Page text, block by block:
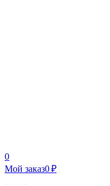
0
Мой заказ0 ₽